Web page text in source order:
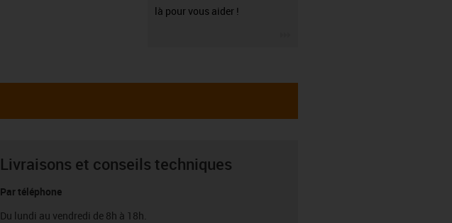
là pour vous aider !
Livraisons et conseils techniques
Par téléphone
Du lundi au vendredi de 8h à 18h.